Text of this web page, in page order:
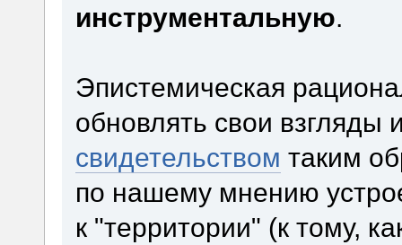
инструментальную.
Эпистемическая
обновлять свои
свидетельством таким
по нашему мнению
к "территории" (к тому,